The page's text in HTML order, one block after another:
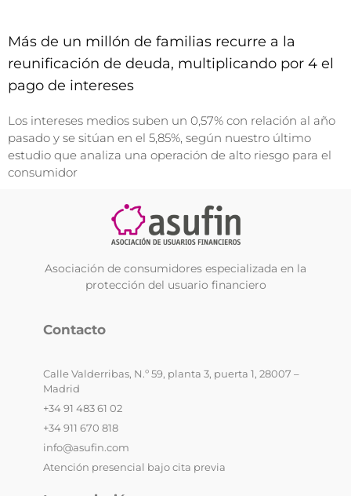
Más de un millón de familias recurre a la
reunificación de deuda, multiplicando por 4 el
pago de intereses
Los intereses medios suben un 0,57% con relación al año
pasado y se sitúan en el 5,85%, según nuestro último
estudio que analiza una operación de alto riesgo para el
consumidor
Asociación de consumidores especializada en la
protección del usuario financiero
Contacto
Calle Valderribas, N.º 59, planta 3, puerta 1, 28007 –
Madrid
+34 91 483 61 02
+34 911 670 818
info@asufin.com
Atención presencial bajo cita previa